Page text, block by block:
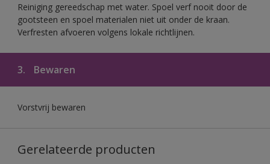
Reiniging gereedschap met water. Spoel verf nooit door de
gootsteen en spoel materialen niet uit onder de kraan.
Verfresten afvoeren volgens lokale richtlijnen.
3. Bewaren
Vorstvrij bewaren
Gerelateerde producten